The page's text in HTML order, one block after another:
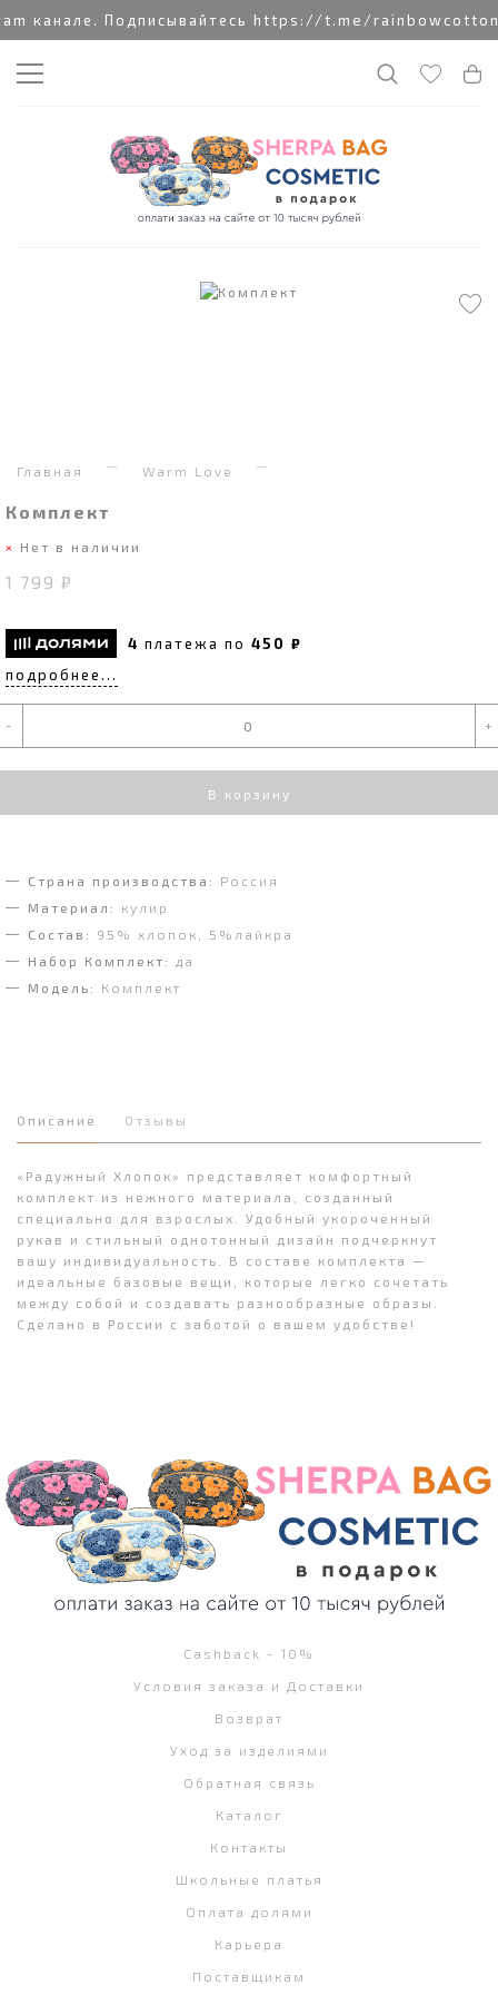
канале. Подписывайтесь https://t.me/
Главная Warm Love
Комплект
Нет в наличии
1 799 ₽
4 платежа по 450 ₽
подробнее...
- +
В корзину
Страна производства:
Россия
Материал:
кулир
Состав:
95% хлопок, 5%лайкра
Набор Комплект:
да
Модель:
Комплект
Описание Отзывы
«Радужный Хлопок» представляет комфортный
комплект из нежного материала, созданный
специально для взрослых. Удобный укороченный
рукав и стильный однотонный дизайн подчеркнут
вашу индивидуальность. В составе комплекта —
идеальные базовые вещи, которые легко сочетать
между собой и создавать разнообразные образы.
Сделано в России с заботой о вашем удобстве!
Cashback - 10%
Условия заказа и Доставки
Возврат
Уход за изделиями
Обратная связь
Каталог
Контакты
Школьные платья
Оплата долями
Карьера
Поставщикам